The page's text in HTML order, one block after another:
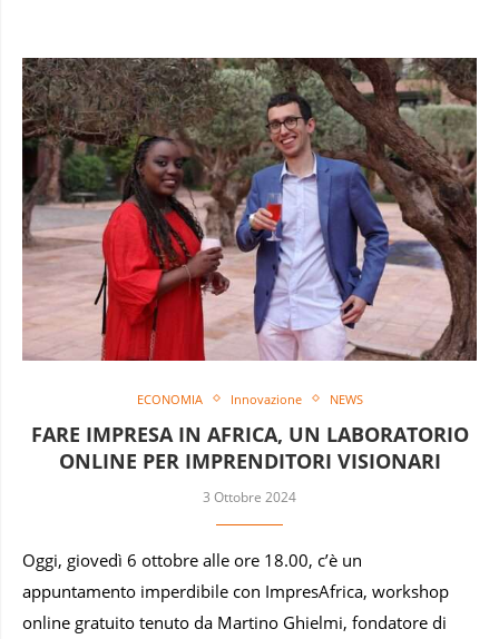
ECONOMIA Innovazione NEWS
FARE IMPRESA IN AFRICA, UN LABORATORIO
ONLINE PER IMPRENDITORI VISIONARI
3 Ottobre 2024
Oggi, giovedì 6 ottobre alle ore 18.00, c’è un
appuntamento imperdibile con ImpresAfrica, workshop
online gratuito tenuto da Martino Ghielmi, fondatore di